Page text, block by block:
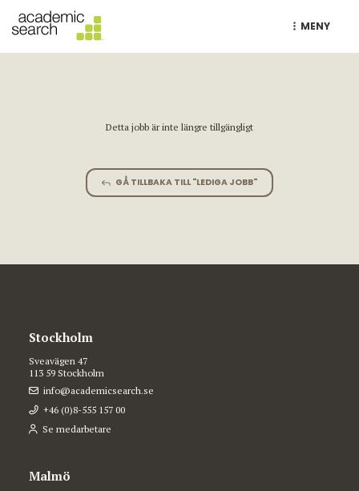
MENY
Detta jobb är inte längre tillgängligt
GÅ TILLBAKA TILL "LEDIGA JOBB"
Stockholm
Sveavägen 47
113 59 Stockholm
info@academicsearch.se
+46 (0)8-555 157 00
Se medarbetare
Malmö